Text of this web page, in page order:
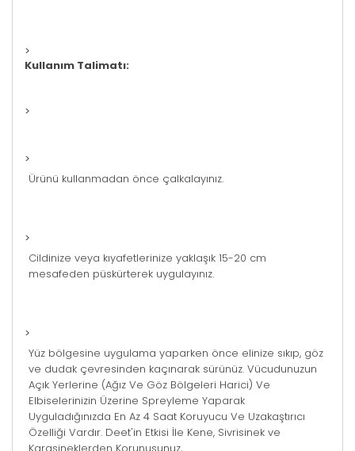
>
Kullanım Talimatı:
>
>
Ürünü kullanmadan önce çalkalayınız.
>
Cildinize veya kıyafetlerinize yaklaşık 15-20 cm
mesafeden püskürterek uygulayınız.
>
Yüz bölgesine uygulama yaparken önce elinize sıkıp, göz
ve dudak çevresinden kaçınarak sürünüz. Vücudunuzun
Açık Yerlerine (Ağız Ve Göz Bölgeleri Harici) Ve
Elbiselerinizin Üzerine Spreyleme Yaparak
Uyguladığınızda En Az 4 Saat Koruyucu Ve Uzakaştırıcı
Özelliği Vardır. Deet'in Etkisi İle Kene, Sivrisinek ve
Karasineklerden Korunusunuz,